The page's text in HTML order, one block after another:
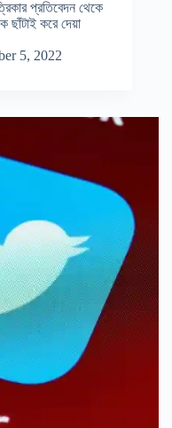
প্রতিবেদন থেকে
ছাঁটাই করে দেয়া
5, 2022